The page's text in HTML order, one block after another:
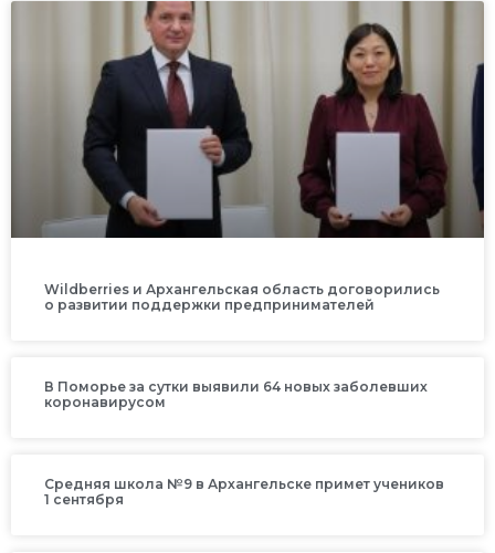
Wildberries и Архангельская область договорились
о развитии поддержки предпринимателей
В Поморье за сутки выявили 64 новых заболевших
коронавирусом
Средняя школа №9 в Архангельске примет учеников
1 сентября